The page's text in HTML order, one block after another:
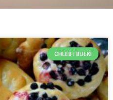
CHLEB I BUŁKI